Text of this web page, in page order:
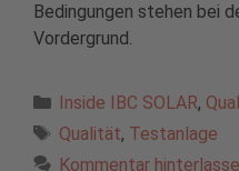
Bedingungen stehen bei
Vordergrund.
Kategorien
Inside IBC SOLAR,
Schlagwörter
Qualität, Testanlage
Kommentar